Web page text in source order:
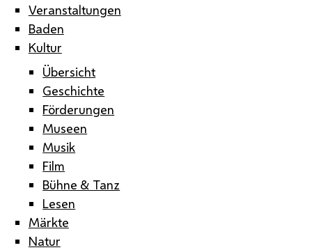
Veranstaltungen
Baden
Kultur
Übersicht
Geschichte
Förderungen
Museen
Musik
Film
Bühne & Tanz
Lesen
Märkte
Natur